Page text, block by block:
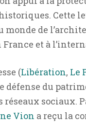
Cette
de
et à
(Libération, Le
défense du
réseaux sociaux.
Vion a reçu la